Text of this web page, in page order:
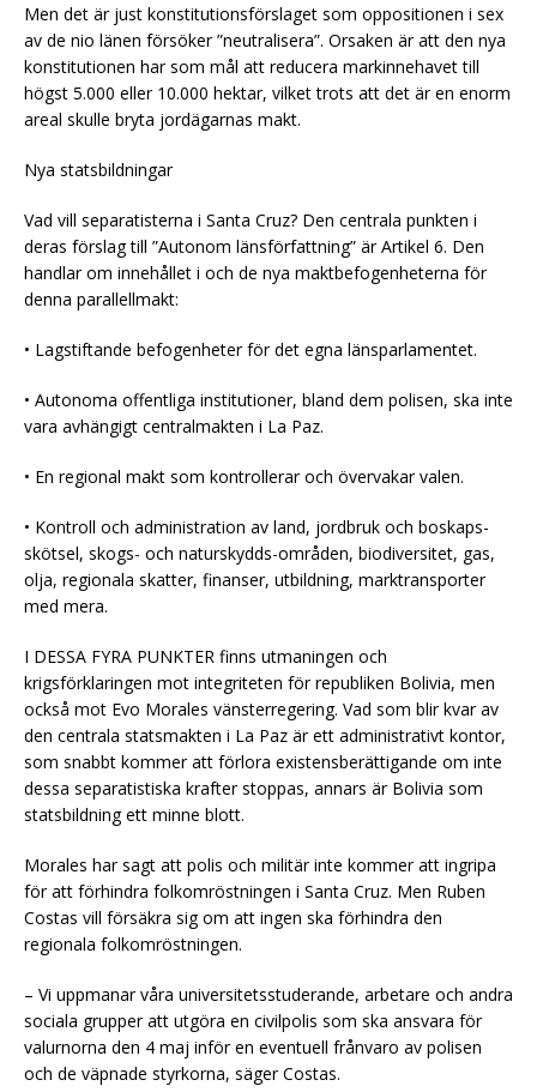
Men det är just konstitutionsförslaget som oppositionen i sex
av de nio länen försöker ”neutralisera”. Orsaken är att den nya
konstitutionen har som mål att reducera markinnehavet till
högst 5.000 eller 10.000 hektar, vilket trots att det är en enorm
areal skulle bryta jordägarnas makt.
Nya statsbildningar
Vad vill separatisterna i Santa Cruz? Den centrala punkten i
deras förslag till ”Autonom länsförfattning” är Artikel 6. Den
handlar om innehållet i och de nya maktbefogenheterna för
denna parallellmakt:
• Lagstiftande befogenheter för det egna länsparlamentet.
• Autonoma offentliga institutioner, bland dem polisen, ska inte
vara avhängigt centralmakten i La Paz.
• En regional makt som kontrollerar och övervakar valen.
• Kontroll och administration av land, jordbruk och boskaps-
skötsel, skogs- och naturskydds-områden, biodiversitet, gas,
olja, regionala skatter, finanser, utbildning, marktransporter
med mera.
I DESSA FYRA PUNKTER finns utmaningen och
krigsförklaringen mot integriteten för republiken Bolivia, men
också mot Evo Morales vänsterregering. Vad som blir kvar av
den centrala statsmakten i La Paz är ett administrativt kontor,
som snabbt kommer att förlora existensberättigande om inte
dessa separatistiska krafter stoppas, annars är Bolivia som
statsbildning ett minne blott.
Morales har sagt att polis och militär inte kommer att ingripa
för att förhindra folkomröstningen i Santa Cruz. Men Ruben
Costas vill försäkra sig om att ingen ska förhindra den
regionala folkomröstningen.
– Vi uppmanar våra universitetsstuderande, arbetare och andra
sociala grupper att utgöra en civilpolis som ska ansvara för
valurnorna den 4 maj inför en eventuell frånvaro av polisen
och de väpnade styrkorna, säger Costas.